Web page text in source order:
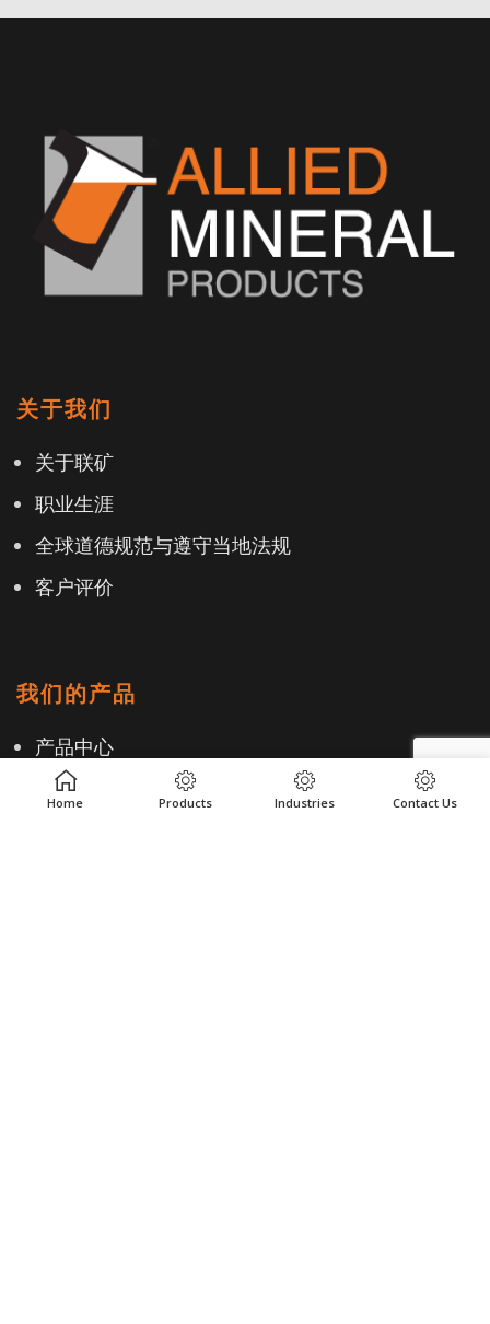
关于我们
关于联矿
职业生涯
全球道德规范与遵守当地法规
客户评价
我们的产品
产品中心
工业
Home Products Industries Contact Us